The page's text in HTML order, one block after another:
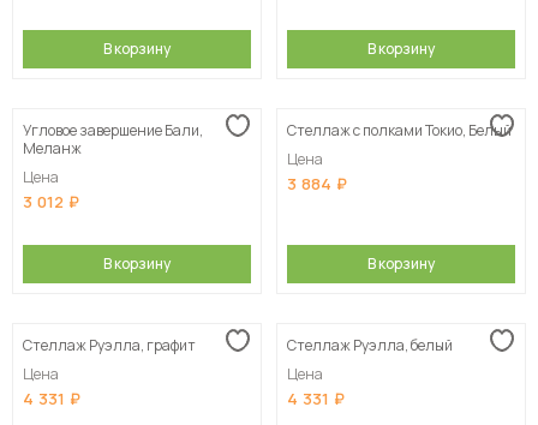
В корзину В корзину
Угловое завершение Бали,
Меланж
Цена
3 012
В корзину
Стеллаж с полками Токио, Белый
Цена
3 884
В корзину
Стеллаж Руэлла, графит
Цена
4 331
Стеллаж Руэлла, белый
Цена
4 331